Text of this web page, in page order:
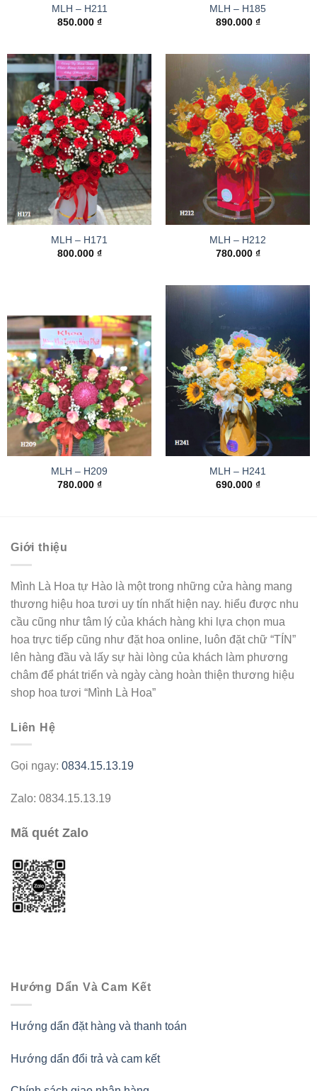
MLH – H211
850.000 ₫
MLH – H185
890.000 ₫
MLH – H171
800.000 ₫
MLH – H212
780.000 ₫
MLH – H209
780.000 ₫
MLH – H241
690.000 ₫
Giới thiệu
Mình Là Hoa tự Hào là một trong những cửa hàng mang
thương hiệu hoa tươi uy tín nhất hiện nay. hiểu được nhu
cầu cũng như tâm lý của khách hàng khi lựa chọn mua
hoa trực tiếp cũng như đặt hoa online, luôn đặt chữ “TÍN”
lên hàng đầu và lấy sự hài lòng của khách làm phương
châm để phát triển và ngày càng hoàn thiện thương hiệu
shop hoa tươi “Mình Là Hoa”
Liên Hệ
Gọi ngay: 0834.15.13.19
Zalo: 0834.15.13.19
Mã quét Zalo
Hướng Dẩn Và Cam Kết
Hướng dẩn đặt hàng và thanh toán
Hướng dẩn đổi trả và cam kết